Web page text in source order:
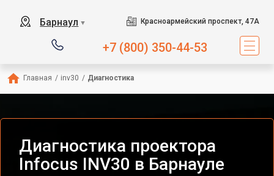
Барнаул ▼ Красноармейский проспект, 47А
+7 (800) 350-44-53
Главная / inv30 / Диагностика
Диагностика проектора
Infocus INV30 в Барнауле